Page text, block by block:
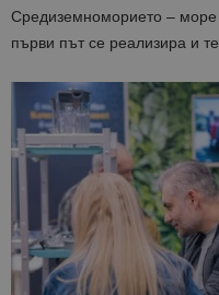
Средиземноморието – море
първи път се реализира и